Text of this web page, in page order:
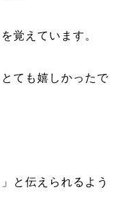
覚えています。
ても嬉しかったで
と伝えられるよう